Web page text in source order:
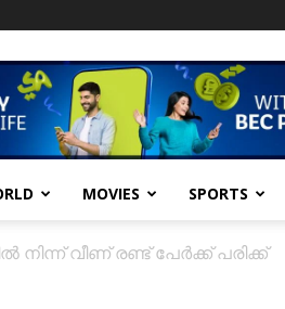
MOVIES SPORTS
നിന്ന് വീണ് രണ്ട് പേർക്ക് പരിക്ക്